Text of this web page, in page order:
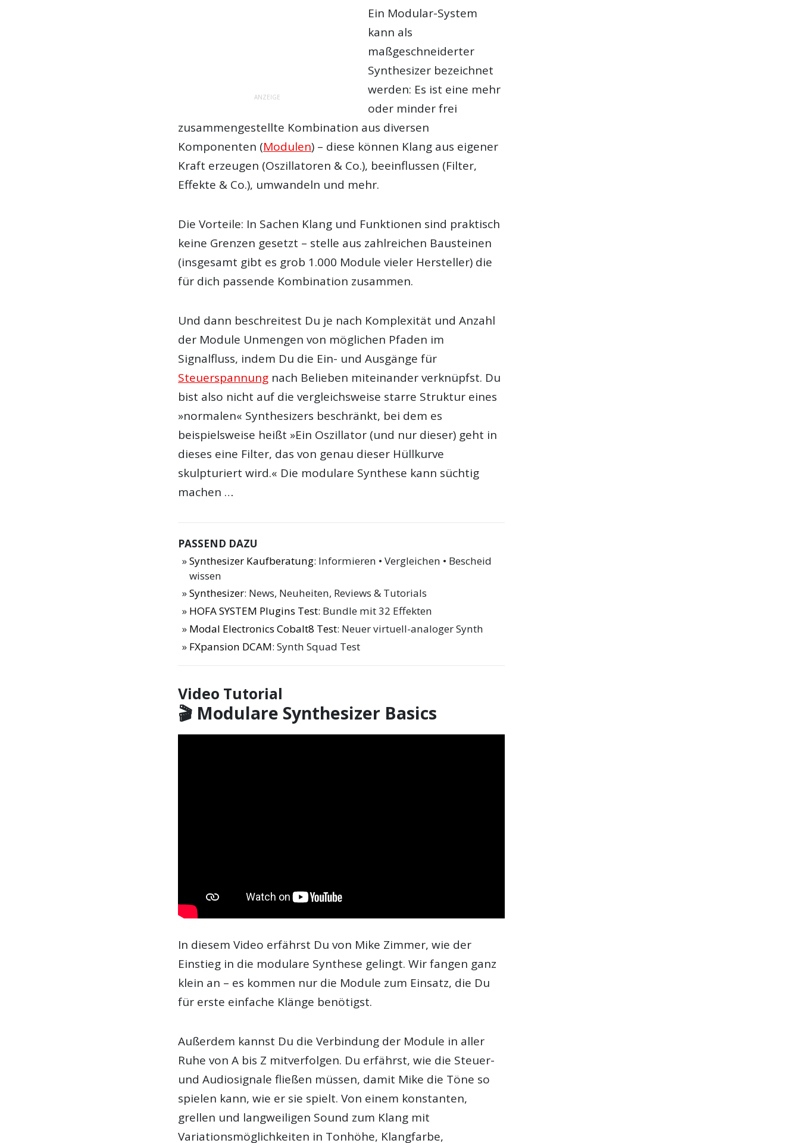
ANZEIGE
Ein Modular-System
kann als
maßgeschneiderter
Synthesizer bezeichnet
werden: Es ist eine mehr
oder minder frei
zusammengestellte Kombination aus diversen
Komponenten (Modulen) – diese können Klang aus eigener
Kraft erzeugen (Oszillatoren & Co.), beeinflussen (Filter,
Effekte & Co.), umwandeln und mehr.
Die Vorteile: In Sachen Klang und Funktionen sind praktisch
keine Grenzen gesetzt – stelle aus zahlreichen Bausteinen
(insgesamt gibt es grob 1.000 Module vieler Hersteller) die
für dich passende Kombination zusammen.
Und dann beschreitest Du je nach Komplexität und Anzahl
der Module Unmengen von möglichen Pfaden im
Signalfluss, indem Du die Ein- und Ausgänge für
Steuerspannung nach Belieben miteinander verknüpfst. Du
bist also nicht auf die vergleichsweise starre Struktur eines
»normalen« Synthesizers beschränkt, bei dem es
beispielsweise heißt »Ein Oszillator (und nur dieser) geht in
dieses eine Filter, das von genau dieser Hüllkurve
skulpturiert wird.« Die modulare Synthese kann süchtig
machen …
PASSEND DAZU
Synthesizer Kaufberatung: Informieren • Vergleichen • Bescheid
wissen
Synthesizer: News, Neuheiten, Reviews & Tutorials
HOFA SYSTEM Plugins Test: Bundle mit 32 Effekten
Modal Electronics Cobalt8 Test: Neuer virtuell-analoger Synth
FXpansion DCAM: Synth Squad Test
Video Tutorial
🎬 Modulare Synthesizer Basics
In diesem Video erfährst Du von Mike Zimmer, wie der
Einstieg in die modulare Synthese gelingt. Wir fangen ganz
klein an – es kommen nur die Module zum Einsatz, die Du
für erste einfache Klänge benötigst.
Außerdem kannst Du die Verbindung der Module in aller
Ruhe von A bis Z mitverfolgen. Du erfährst, wie die Steuer-
und Audiosignale fließen müssen, damit Mike die Töne so
spielen kann, wie er sie spielt. Von einem konstanten,
grellen und langweiligen Sound zum Klang mit
Variationsmöglichkeiten in Tonhöhe, Klangfarbe,